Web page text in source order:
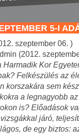
5-I
szeptember 06. )
(2012.
Harmadik Kor
Felkészülés az
korszakára sem
a legnagyobb
is? Előadások
járó,
de egy biztos: